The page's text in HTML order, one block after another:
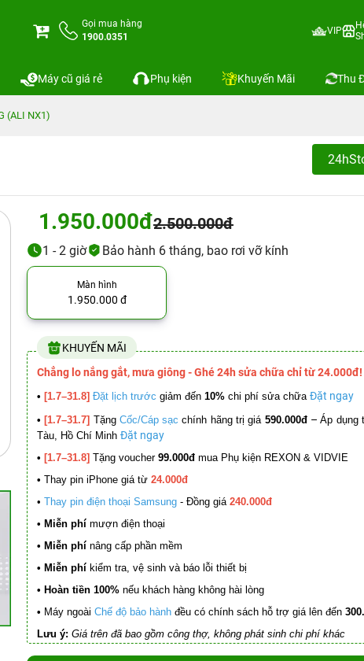
Gọi mua hàng
1900.0351
VIP
Máy cũ giá rẻ Phụ kiện Khuyến Mãi Thu
(ALI NX1)
1.950.000đ2.500.000đ
1 - 2 giờ Bảo hành 6 tháng, bao rơi vỡ kính
Màn hình
1.950.000 đ
KHUYẾN MÃI
Chẳng lo nắng gắt, mưa giông - Ghé 24h sửa chữa chỉ từ 24.000đ!
• [1.7–31.8] Đặt lịch trước giảm đến 10% chi phí sửa chữa Đặt ngay
• [1.7–31.7] Tặng Cốc/Cáp sạc chính hãng trị giá 590.000đ –Áp dụng
Tàu, Hồ Chí Minh Đặt ngay
• [1.7–31.8] Tặng voucher 99.000đ mua Phụ kiện REXON & VIDVIE
• Thay pin iPhone giá từ 24.000đ
• Thay pin điện thoại Samsung - Đồng giá 240.000đ
• Miễn phí mượn điện thoại
• Miễn phí nâng cấp phần mềm
• Miễn phí kiểm tra, vệ sinh và báo lỗi thiết bị
• Hoàn tiền 100% nếu khách hàng không hài lòng
• Máy ngoài Chế độ bảo hành đều có chính sách hỗ trợ giá lên đến
Lưu ý: Giá trên đã bao gồm công thợ, không phát sinh chi phí khác